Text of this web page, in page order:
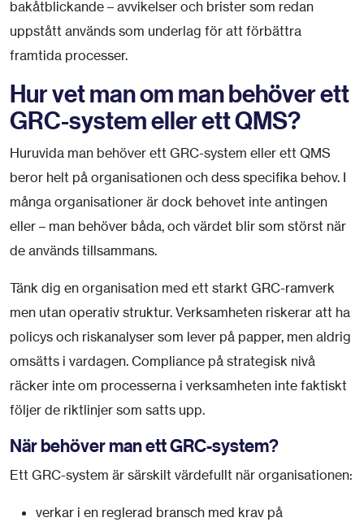
bakåtblickande – avvikelser och brister som redan
uppstått används som underlag för att förbättra
framtida processer.
Hur vet man om man behöver ett
GRC-system eller ett QMS?
Huruvida man behöver ett GRC-system eller ett QMS
beror helt på organisationen och dess specifika behov. I
många organisationer är dock behovet inte antingen
eller – man behöver båda, och värdet blir som störst när
de används tillsammans.
Tänk dig en organisation med ett starkt GRC-ramverk
men utan operativ struktur. Verksamheten riskerar att ha
policys och riskanalyser som lever på papper, men aldrig
omsätts i vardagen. Compliance på strategisk nivå
räcker inte om processerna i verksamheten inte faktiskt
följer de riktlinjer som satts upp.
När behöver man ett GRC-system?
Ett GRC-system är särskilt värdefullt när organisationen:
verkar i en reglerad bransch med krav på